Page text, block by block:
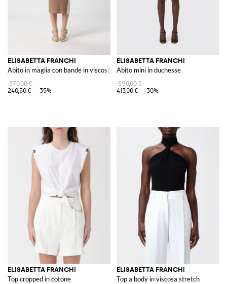
ELISABETTA FRANCHI
Abito in maglia con bande in viscosa lucida
370,00 €
240,50 €
-35%
ELISABETTA FRANCHI
Abito mini in duchesse
590,00 €
413,00 €
-30%
ELISABETTA FRANCHI
Top cropped in cotone
ELISABETTA FRANCHI
Top a body in viscosa stretch